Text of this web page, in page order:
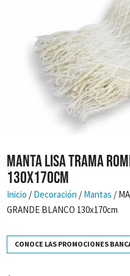
MANTA LISA TRAMA
130x170cm
Inicio / Decoración / Mantas /
GRANDE BLANCO 130x170cm
CONOCE LAS PROMOCIONES